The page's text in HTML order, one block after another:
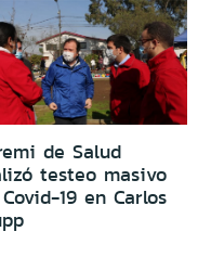
de Salud
testeo masivo
19 en Carlos